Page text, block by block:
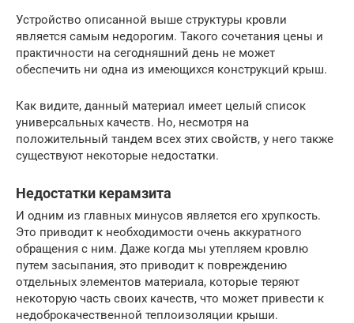
Устройство описанной выше структуры кровли
является самым недорогим. Такого сочетания цены и
практичности на сегодняшний день не может
обеспечить ни одна из имеющихся конструкций крыш.
Как видите, данный материал имеет целый список
универсальных качеств. Но, несмотря на
положительный тандем всех этих свойств, у него также
существуют некоторые недостатки.
Недостатки керамзита
И одним из главных минусов является его хрупкость.
Это приводит к необходимости очень аккуратного
обращения с ним. Даже когда мы утепляем кровлю
путем засыпания, это приводит к повреждению
отдельных элементов материала, которые теряют
некоторую часть своих качеств, что может привести к
недоброкачественной теплоизоляции крыши.